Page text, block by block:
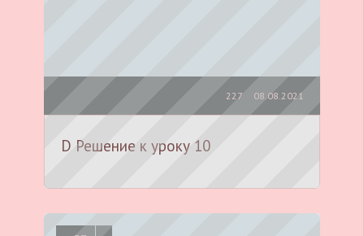
08.08.2021
227
D Решение к уроку 10